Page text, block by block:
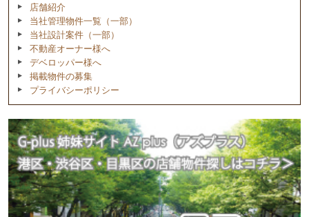
店舗紹介
当社管理物件一覧（一部）
当社設計案件（一部）
不動産オーナー様へ
デベロッパー様へ
掲載物件の募集
プライバシーポリシー